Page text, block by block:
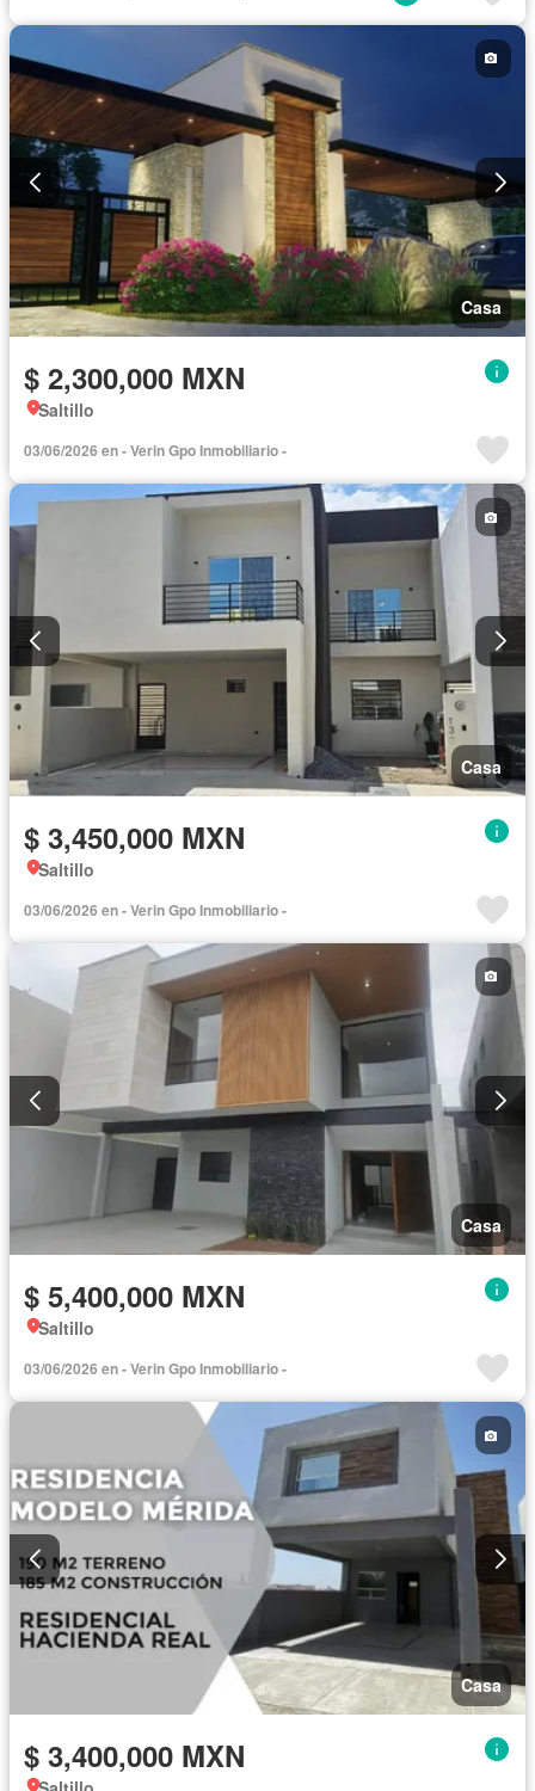
Casa
$ 2,300,000 MXN
Saltillo
03/06/2026 en - Verin Gpo Inmobiliario -
Casa
$ 3,450,000 MXN
Saltillo
03/06/2026 en - Verin Gpo Inmobiliario -
Casa
$ 5,400,000 MXN
Saltillo
03/06/2026 en - Verin Gpo Inmobiliario -
Casa
$ 3,400,000 MXN